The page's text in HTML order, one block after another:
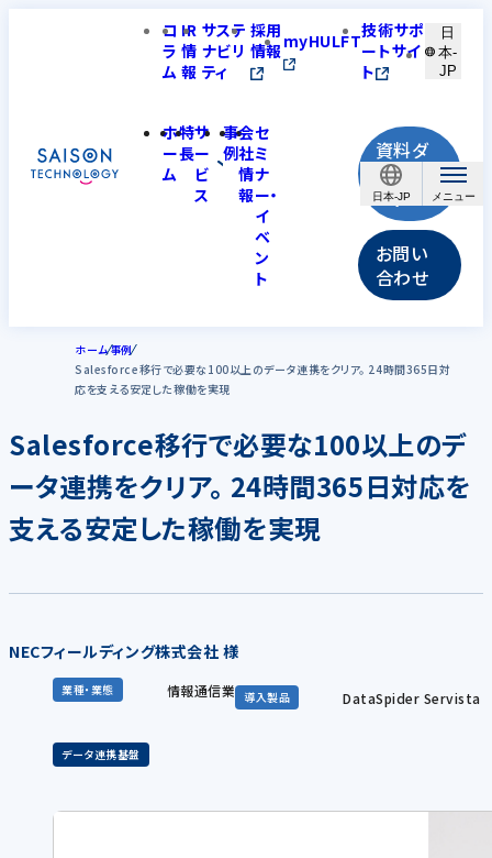
日本-JP
コ
ラ
ム
IR
情
報
サステ
ナビリ
ティ
採用
情報myHULFT技術サポ
ートサイ
ト
日
本-
JP
ホ
ー
ム
特
長
サ
ー
ビ
ス
事
例
会
社
情
報
セ
ミ
ナ
ー・
イ
ベ
ン
ト
資料ダ
ウンロ
ード
お問い
合わせ
ホーム事例
Salesforce移行で必要な100以上のデータ連携をクリア。 24時間365日対
応を支える安定した稼働を実現
Salesforce移行で必要な100以上のデ
ータ連携をクリア。 24時間365日対応を
支える安定した稼働を実現
NECフィールディング株式会社 様
業種・業態 情報通信業 導入製品 DataSpider Servista
データ連携基盤